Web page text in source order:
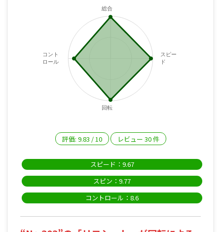
総合
スピー
ド
回転
コント
ロール
評価: 9.83 / 10 レビュー 30件
スピード：9.67
スピン：9.77
コントロール：8.6